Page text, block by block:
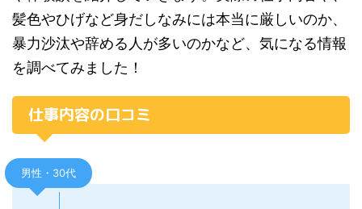
髪色やひげなど身だしなみには本当に厳しいのか、
暴力沙汰や辞める人が多いのかなど、気になる情報
を調べてみました！
仕事内容の口コミ
男性・30代